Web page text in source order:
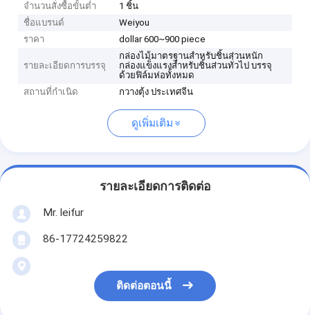
จำนวนสั่งซื้อขั้นต่ำ
1 ชิ้น
ชื่อแบรนด์
Weiyou
ราคา
dollar 600~900 piece
รายละเอียดการบรรจุ
กล่องไม้มาตรฐานสำหรับชิ้นส่วนหนัก
กล่องแข็งแรงสำหรับชิ้นส่วนทั่วไป บรรจุ
ด้วยฟิล์มห่อทั้งหมด
สถานที่กำเนิด
กวางตุ้ง ประเทศจีน
ดูเพิ่มเติม
รายละเอียดการติดต่อ
Mr. leifur
86-17724259822
ติดต่อตอนนี้